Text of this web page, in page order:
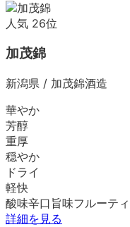
人気 26位
加茂錦
新潟県 / 加茂錦酒造
華やか
芳醇
重厚
穏やか
ドライ
軽快
酸味辛口 旨味フルーティ
詳細を見る